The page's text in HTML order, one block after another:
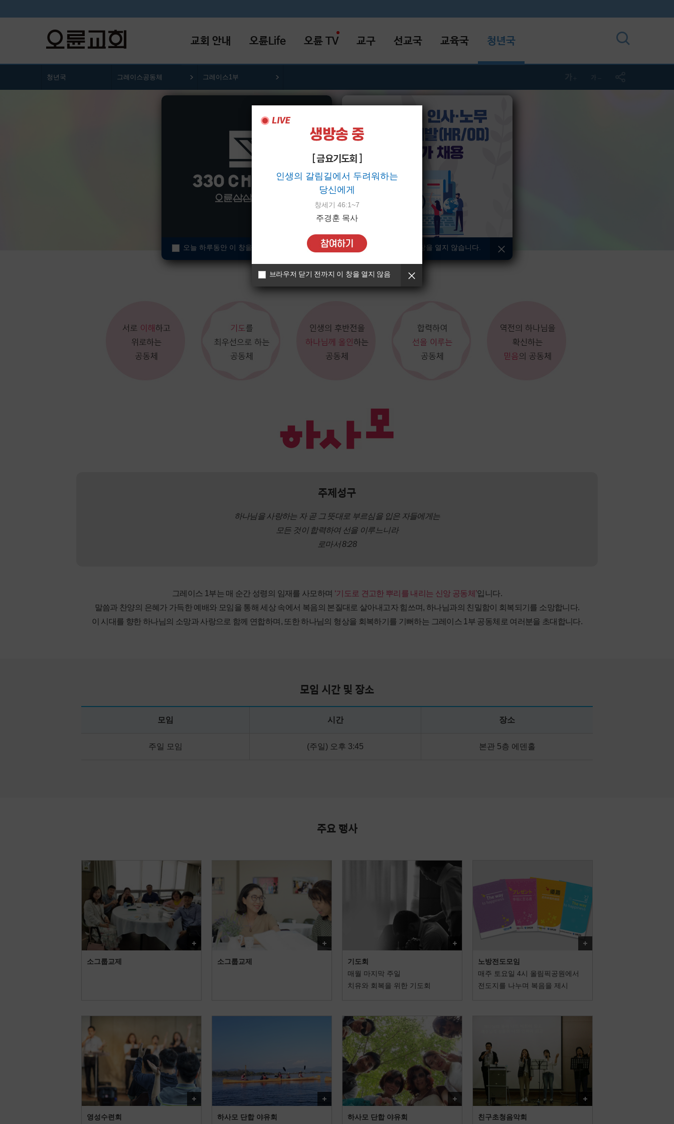
교회 안내 오륜Life 오륜 TV 교구 선교국 교육국 청년국
청년국 그레이스공동체 그레이스1부
공동체 비전
주제성구
하나님을 사랑하는 자 곧 그 뜻대로 부르심을 입은 자들에게는
모든 것이 합력하여 선을 이루느니라
로마서 8:28
그레이스 1부는 매 순간 성령의 임재를 사모하며 ‘기도로 견고한 뿌리를 내리는 신앙 공동체’입니다.
말씀과 찬양의 은혜가 가득한 예배와 모임을 통해 세상 속에서 복음의 본질대로 살아내고자 힘쓰며, 하나님과의 친밀함이 회복되기를 소망합니다.
이 시대를 향한 하나님의 소망과 사랑으로 함께 연합하며, 또한 하나님의 형상을 회복하기를 기뻐하는 그레이스 1부 공동체로 여러분을 초대합니다.
모임 시간 및 장소
모임 시간 장소
주일 모임 (주일) 오후 3:45 본관 5층 에덴홀
주요 행사
더보기
소그룹교제 소그룹교제
기도회
매월 마지막 주일
치유와 회복을 위한 기도회
노방전도모임
매주 토요일 4시 올림픽공원에서
전도지를 나누며 복음을 제시
영성수련회
더보기
하사모 단합 야유회 하사모 단합 야유회 친구초청음악회
오늘 하루동안 이 창을 열지 않습니다. 오늘 하루동안 이 창을 열지 않습니다.
[ 금요기도회 ]
인생의 갈림길에서 두려워하는
당신에게
창세기 46:1~7
주경훈 목사
브라우저 닫기 전까지 이 창을 열지 않음